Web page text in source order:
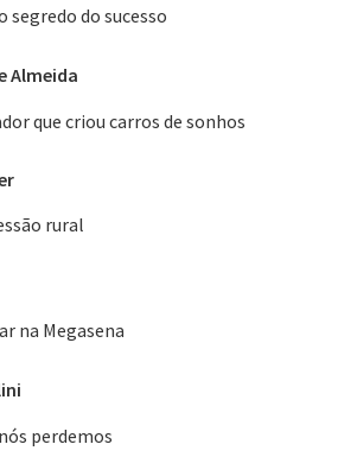
segredo do sucesso
Almeida
que criou carros de sonhos
rural
na Megasena
perdemos